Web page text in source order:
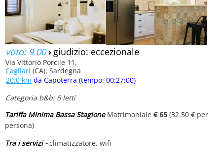
voto: 9.00› giudizio: eccezionale
Via Vittorio Porcile 11,
Cagliari (CA), Sardegna
20.0 km da Capoterra (tempo: 00:27:00)
Categoria b&b: 6 letti
Tariffa Minima Bassa StagioneMatrimoniale € 65 (32.50 € per
persona)
Tra i servizi -climatizzatore, wifi